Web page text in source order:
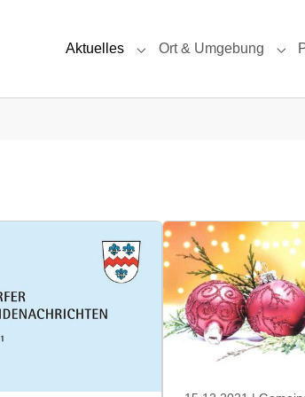
Aktuelles
Submenu for "Aktuelles"
Ort & Umgebung